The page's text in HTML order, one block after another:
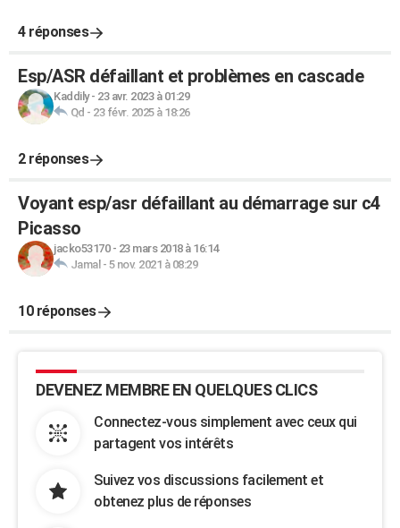
4 réponses
Esp/ASR défaillant et problèmes en cascade
Kaddily- 23 avr. 2023 à 01:29
Qd - 23 févr. 2025 à 18:26
2 réponses
Voyant esp/asr défaillant au démarrage sur c4
Picasso
jacko53170- 23 mars 2018 à 16:14
Jamal - 5 nov. 2021 à 08:29
10 réponses
DEVENEZ MEMBRE EN QUELQUES CLICS
Connectez-vous simplement avec ceux qui
partagent vos intérêts
Suivez vos discussions facilement et
obtenez plus de réponses